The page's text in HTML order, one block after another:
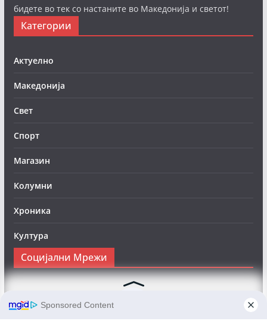
бидете во тек со настаните во Македонија и светот!
Категории
Актуелно
Македонија
Свет
Спорт
Магазин
Колумни
Хроника
Култура
Социјални Мрежи